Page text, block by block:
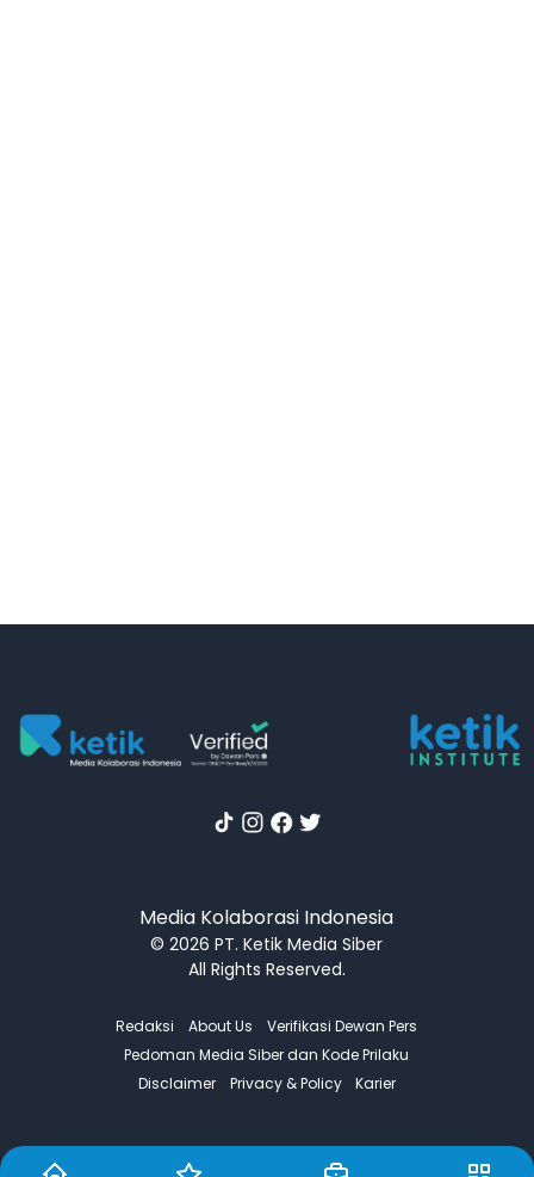
Media Kolaborasi Indonesia
© 2026 PT. Ketik Media Siber
All Rights Reserved.
Redaksi About Us
Verifikasi Dewan Pers
Pedoman Media Siber dan Kode Prilaku
Disclaimer
Privacy & Policy Karier